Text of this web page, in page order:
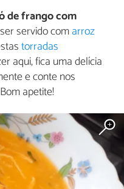
de frango com
servido comarroz
torradas
aqui, fica uma delícia
e conte nos
apetite!